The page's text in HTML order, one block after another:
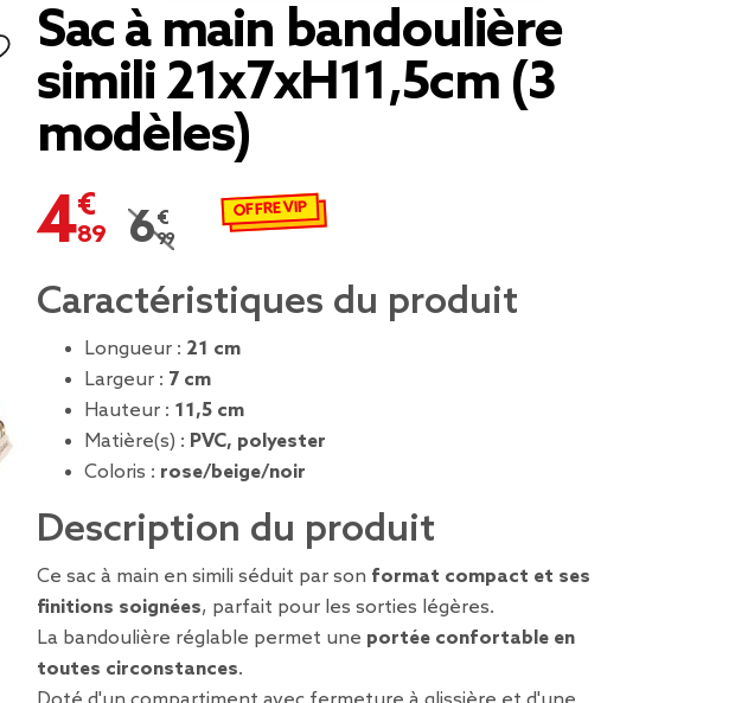
Sac à main bandoulière
simili 21x7xH11,5cm (3
modèles)
4,89 €
Prix remisé de 6,99 € à 4,89 €
6,99 €
OFFRE VIP
Caractéristiques du produit
Longueur : 21 cm
Largeur : 7 cm
Hauteur : 11,5 cm
Matière(s) : PVC, polyester
Coloris : rose/beige/noir
Description du produit
Ce sac à main en simili séduit par son format compact et ses
finitions soignées, parfait pour les sorties légères.
La bandoulière réglable permet une portée confortable en
toutes circonstances.